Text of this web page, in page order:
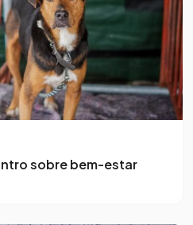
sobre bem-estar